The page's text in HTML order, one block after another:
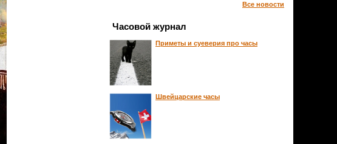
Все новости
Часовой журнал
Приметы и суеверия про часы
Швейцарские часы